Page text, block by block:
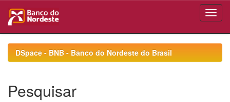
navigationDSpace - BNB - Banco do Nordeste do Brasil
Pesquisar